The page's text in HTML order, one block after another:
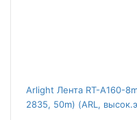
Arlight Лента RT-A160-
2835, 50m) (ARL,